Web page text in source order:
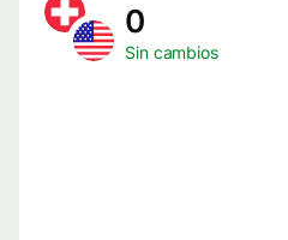
0
Sin cambios